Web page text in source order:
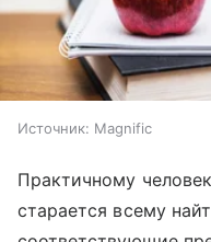
Источник: Magnific
Практичному
старается всему